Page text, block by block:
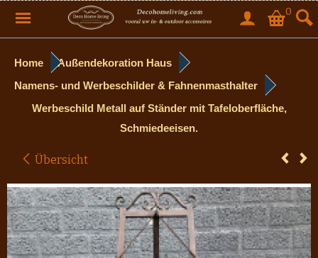
0
Home
Außendekoration Haus
Namens- und Werbeschilder & Fahnenmasthalter
Werbeschild Metall auf Ständer mit Tafeloberfläche,
Schmiedeeisen.
Übersicht